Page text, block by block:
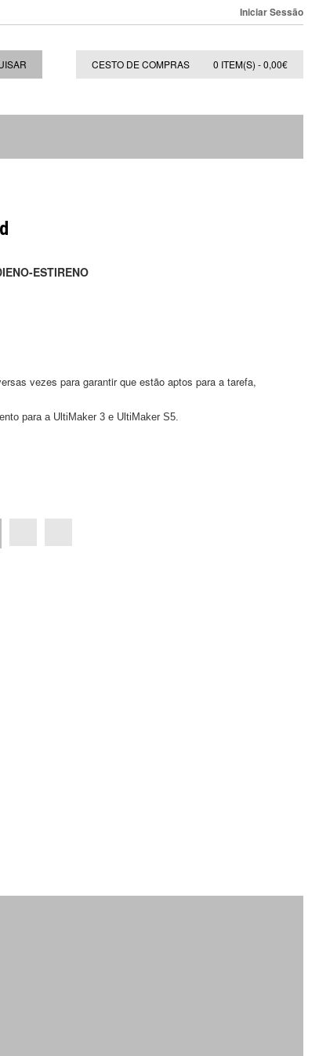
Iniciar Sessão
CESTO DE COMPRAS 0 ITEM(S) - 0,00€
ESTIRENO
vezes para garantir que estão aptos para a tarefa,
para a UltiMaker 3 e UltiMaker S5.